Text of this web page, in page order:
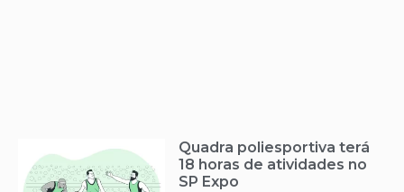
Quadra poliesportiva terá
18 horas de atividades no
SP Expo